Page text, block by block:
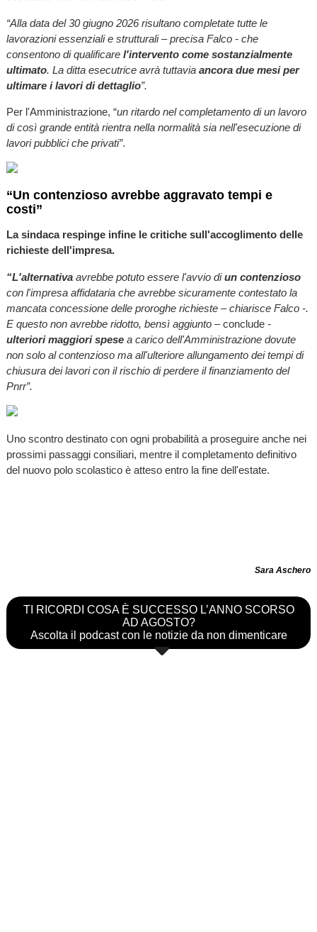
“Alla data del 30 giugno 2026 risultano completate tutte le
lavorazioni essenziali e strutturali – precisa Falco - che
consentono di qualificare l'intervento come sostanzialmente
ultimato. La ditta esecutrice avrà tuttavia ancora due mesi per
ultimare i lavori di dettaglio”.
Per l'Amministrazione, “un ritardo nel completamento di un lavoro
di così grande entità rientra nella normalità sia nell'esecuzione di
lavori pubblici che privati”.
“Un contenzioso avrebbe aggravato tempi e
costi”
La sindaca respinge infine le critiche sull'accoglimento delle
richieste dell'impresa.
“L'alternativaavrebbe potuto essere l'avvio diun contenzioso
con l'impresa affidataria che avrebbe sicuramente contestato la
mancata concessione delle proroghe richieste – chiarisce Falco -.
E questo non avrebbe ridotto, bensì aggiunto –conclude-
ulteriori maggiori spesea carico dell'Amministrazione dovute
non solo al contenzioso ma all'ulteriore allungamento dei tempi di
chiusura dei lavori con il rischio di perdere il finanziamento del
Pnrr”.
Uno scontro destinato con ogni probabilità a proseguire anche nei
prossimi passaggi consiliari, mentre il completamento definitivo
del nuovo polo scolastico è atteso entro la fine dell'estate.
Sara Aschero
TI RICORDI COSA È SUCCESSO L’ANNO SCORSO
AD AGOSTO?
Ascolta il podcast con le notizie da non dimenticare